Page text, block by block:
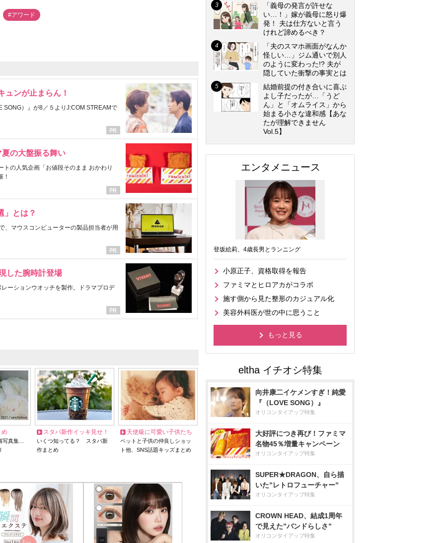
#アワード
ュンが止まらん！
SONG）』が8／５よりJ:COM STREAMで
の大盤振る舞い
の人気企画「お値段そのまま おかわり
！
」とは？
、マウスコンピューターの製品担当者が用
した腕時計登場
ーションウオッチを製作。ドラマプロデ
め
写真集…
スタバ新作イッキ見せ！
いくつ知ってる？ スタバ新
作まとめ
天使級に可愛い子供たち
ペットと子供の仲良しショッ
ト他、SNS話題キッズまとめ
「義母の発言が許せな
い…！」嫁が義母に怒り爆
発！ 夫は仕方ないと言う
けれど諦めるべき？
「夫のスマホ画面がなんか
怪しい…」ジム通いで別人
のように変わった!? 夫が
隠していた衝撃の事実とは
結婚前提の付き合いに喜ぶ
よし子だったが…「うど
ん」と「オムライス」から
始まる小さな違和感【あな
たが理解できません
Vol.5】
エンタメニュース
登坂絵莉、4歳長男とランニング
小原正子、資格取得を報告
ファミマとヒロアカがコラボ
施す側から見た整形のカジュアル化
美容外科医が世の中に思うこと
もっと見る
向井康二イケメンすぎ！純愛
『（LOVE SONG）』
オリコンタイアップ特集
大好評につき再び！ファミマ
名物45％増量キャンペーン
オリコンタイアップ特集
SUPER★DRAGON、自ら描
いた”レトロフューチャー”
オリコンタイアップ特集
CROWN HEAD、結成1周年
で見えた”バンドらしさ”
オリコンタイアップ特集